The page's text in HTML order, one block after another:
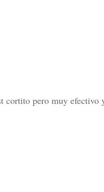
cortito pero muy efectivo